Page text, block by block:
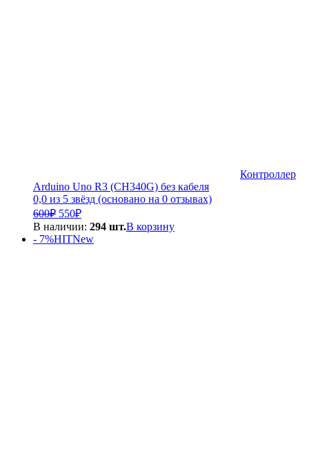
Контроллер
Arduino Uno R3 (CH340G) без кабеля
0,0 из 5 звёзд (основано на 0 отзывах)
600₽ Первоначальная
цена
составляла
550₽Текущая
цена:
550₽.
В наличии: 294 шт.В корзину
- 7%HITNew